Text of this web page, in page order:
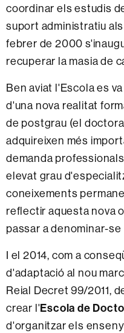
coordinar els estudis
suport administratiu
febrer de 2000
recuperar la masia de
Ben aviat l'Escola es
d'una nova realitat
de postgrau (el
adquireixen més
demanda
elevat grau
coneixements
reflectir aquesta nova
passar a denominar-se
I el 2014, com a
d'adaptació al nou
Reial Decret 99/2011,
crear l'Escola de
d'organitzar els